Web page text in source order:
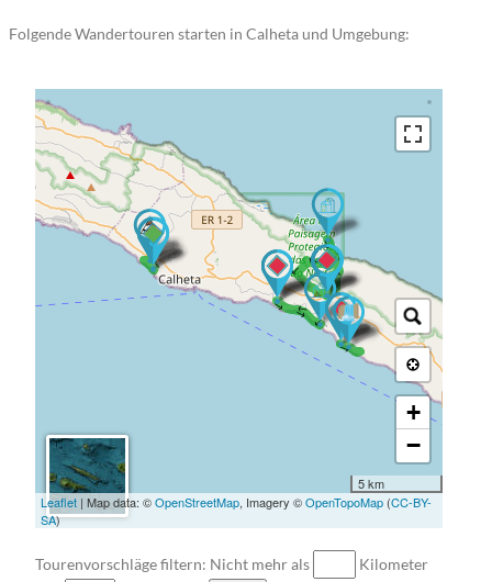
Folgende Wandertouren starten in Calheta und Umgebung:
→
→ → → → → → →
→ → → →
→
+
−
5 km
Leaflet | Map data: ©OpenStreetMap, Imagery ©OpenTopoMap (CC-BY-
SA)
Tourenvorschläge filtern: Nicht mehr als
Kilometer